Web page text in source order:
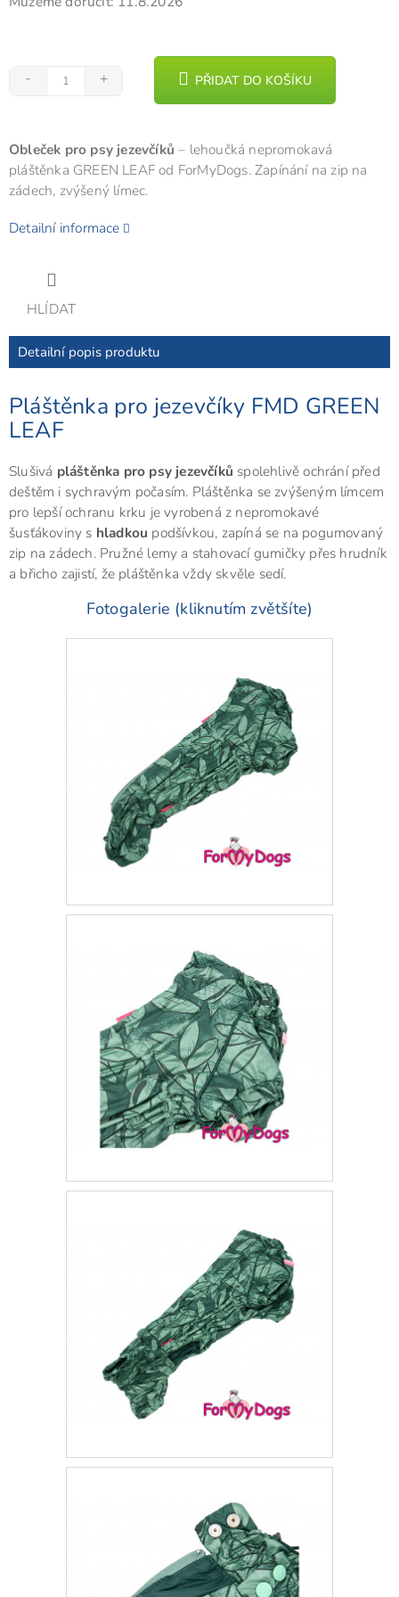
PŘIDAT DO KOŠÍKU
Obleček pro psy jezevčíků – lehoučká nepromokavá
pláštěnka GREEN LEAF od ForMyDogs. Zapínání na zip na
zádech, zvýšený límec.
Detailní informace
HLÍDAT
Detailní popis produktu
Pláštěnka pro jezevčíky FMD GREEN
LEAF
Slušivá pláštěnka pro psy jezevčíků spolehlivě ochrání před
deštěm i sychravým počasím. Pláštěnka se zvýšeným límcem
pro lepší ochranu krku je vyrobená z nepromokavé
šusťákoviny s hladkou podšívkou, zapíná se na pogumovaný
zip na zádech. Pružné lemy a stahovací gumičky přes hrudník
a břicho zajistí, že pláštěnka vždy skvěle sedí.
Fotogalerie (kliknutím zvětšíte)